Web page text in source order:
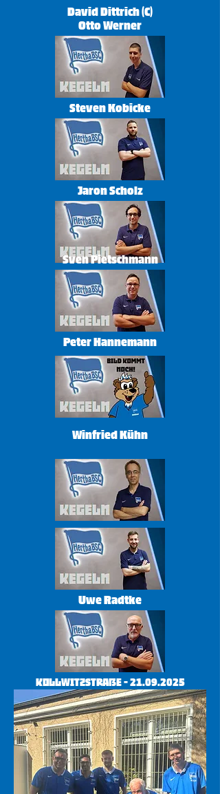
David Dittrich (C)
Otto Werner
Steven Kobicke
Jaron Scholz
Sven Pietschmann
Peter Hannemann
Winfried Kühn
Uwe Radtke
Kollwitzstraße -21.09.2025